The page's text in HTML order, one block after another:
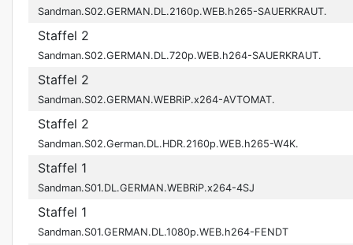
Sandman.S02.GERMAN.DL.2160p.WEB.h265-SAUERKRAUT.
Staffel 2
Sandman.S02.GERMAN.DL.720p.WEB.h264-SAUERKRAUT.
Staffel 2
Sandman.S02.GERMAN.WEBRiP.x264-AVTOMAT.
Staffel 2
Sandman.S02.German.DL.HDR.2160p.WEB.h265-W4K.
Staffel 1
Sandman.S01.DL.GERMAN.WEBRiP.x264-4SJ
Staffel 1
Sandman.S01.GERMAN.DL.1080p.WEB.h264-FENDT